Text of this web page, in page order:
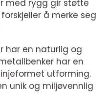
med rygg gir støtte
å merke seg
har en naturlig og
har en
utforming.
unik og miljøvennlig